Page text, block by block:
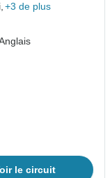
+3 de plus
le circuit